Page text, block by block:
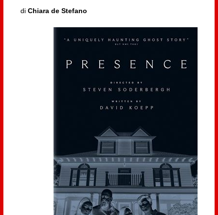
di Chiara de Stefano